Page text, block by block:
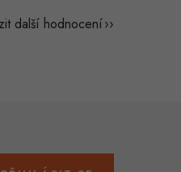
další hodnocení